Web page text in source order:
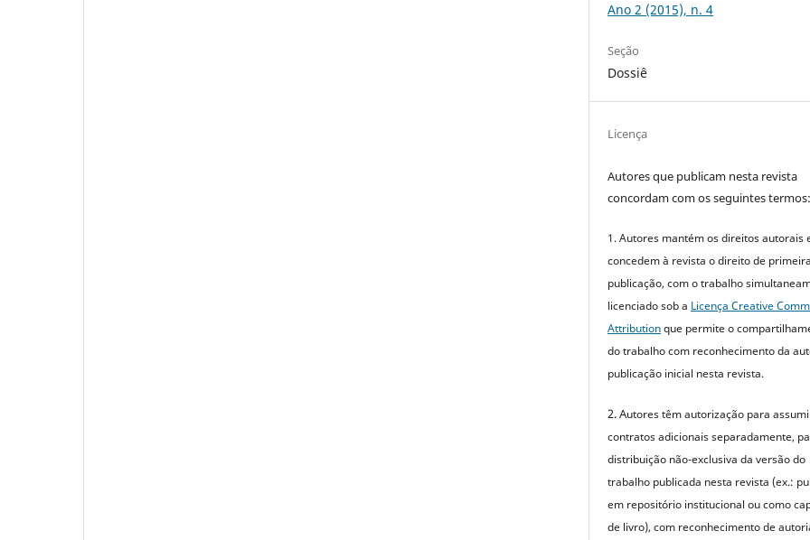
Ano 2 (2015), n. 4
Seção
Dossiê
Licença
Autores que publicam nesta revista
concordam com os seguintes termos:
1. Autores mantém os direitos autorais
concedem à revista o direito de primeira
publicação, com o trabalho
licenciado sob a Licença Creative
Attributionque permite o
do trabalho com reconhecimento da
publicação inicial nesta revista.
2. Autores têm autorização para
contratos adicionais separadamente,
distribuição não-exclusiva da versão do
trabalho publicada nesta revista (ex.:
em repositório institucional ou como
de livro), com reconhecimento de